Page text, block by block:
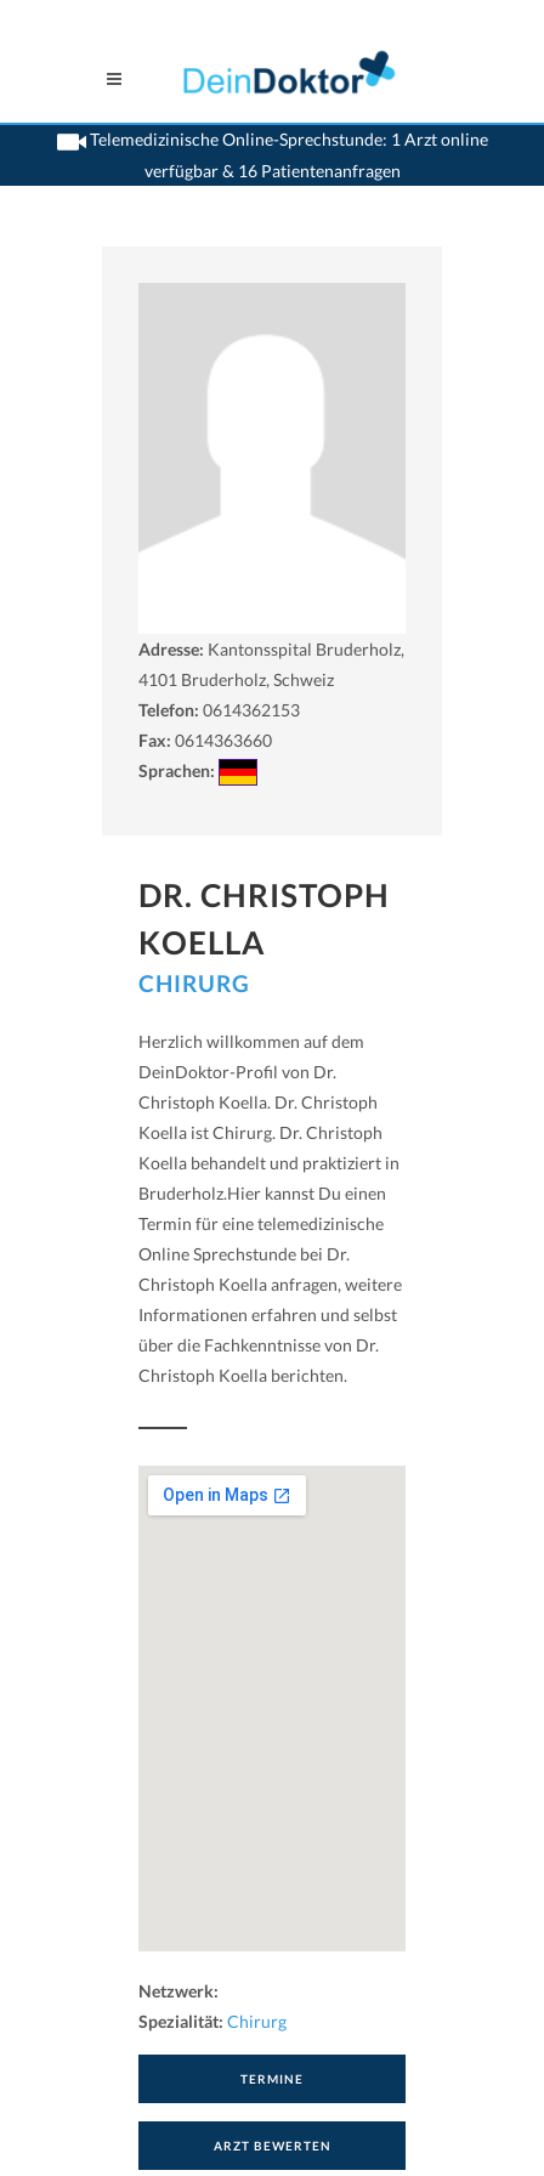
Telemedizinische Online-Sprechstunde: 1 Arzt online
verfügbar & 16 Patientenanfragen
>Chirurgen>Bruderholz>Dr. Christoph Koella
Adresse: Kantonsspital Bruderholz,
4101 Bruderholz, Schweiz
Telefon: 0614362153
Fax: 0614363660
Sprachen:
DR. CHRISTOPH
KOELLA
CHIRURG
Herzlich willkommen auf dem
DeinDoktor-Profil von Dr.
Christoph Koella. Dr. Christoph
Koella ist Chirurg. Dr. Christoph
Koella behandelt und praktiziert in
Bruderholz.Hier kannst Du einen
Termin für eine telemedizinische
Online Sprechstunde bei Dr.
Christoph Koella anfragen, weitere
Informationen erfahren und selbst
über die Fachkenntnisse von Dr.
Christoph Koella berichten.
Netzwerk:
Spezialität: Chirurg
TERMINE
ARZT BEWERTEN